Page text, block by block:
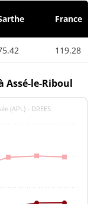
France
119.28
Assé-le-Riboul
(APL) - DREES